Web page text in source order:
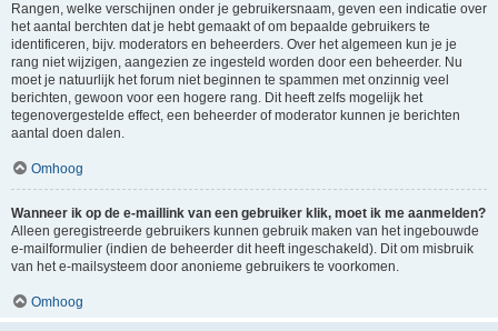
Rangen, welke verschijnen onder je gebruikersnaam, geven een indicatie over
het aantal berchten dat je hebt gemaakt of om bepaalde gebruikers te
identificeren, bijv. moderators en beheerders. Over het algemeen kun je je
rang niet wijzigen, aangezien ze ingesteld worden door een beheerder. Nu
moet je natuurlijk het forum niet beginnen te spammen met onzinnig veel
berichten, gewoon voor een hogere rang. Dit heeft zelfs mogelijk het
tegenovergestelde effect, een beheerder of moderator kunnen je berichten
aantal doen dalen.
Omhoog
Wanneer ik op de e-maillink van een gebruiker klik, moet ik me aanmelden?
Alleen geregistreerde gebruikers kunnen gebruik maken van het ingebouwde
e-mailformulier (indien de beheerder dit heeft ingeschakeld). Dit om misbruik
van het e-mailsysteem door anonieme gebruikers te voorkomen.
Omhoog